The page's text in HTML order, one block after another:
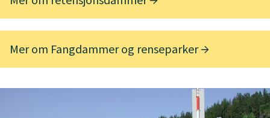
Mer om Fangdammer og renseparker